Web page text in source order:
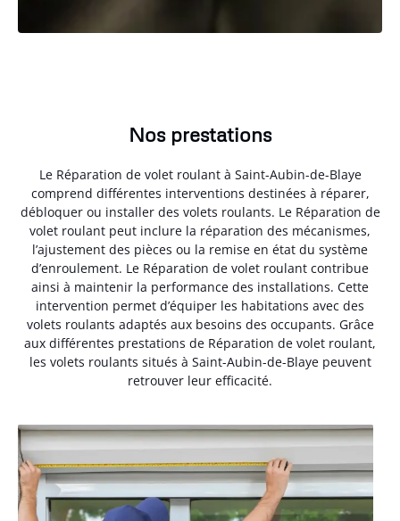
Nos prestations
Le Réparation de volet roulant à Saint-Aubin-de-Blaye
comprend différentes interventions destinées à réparer,
débloquer ou installer des volets roulants. Le Réparation de
volet roulant peut inclure la réparation des mécanismes,
l’ajustement des pièces ou la remise en état du système
d’enroulement. Le Réparation de volet roulant contribue
ainsi à maintenir la performance des installations. Cette
intervention permet d’équiper les habitations avec des
volets roulants adaptés aux besoins des occupants. Grâce
aux différentes prestations de Réparation de volet roulant,
les volets roulants situés à Saint-Aubin-de-Blaye peuvent
retrouver leur efficacité.